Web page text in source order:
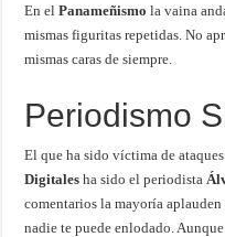
En elPanameñismo la vaina
mismas figuritas repetidas. No
mismas caras de siempre.
Periodismo
El que ha sido víctima de
Digitales ha sido el periodista
comentarios la mayoría
nadie te puede enlodado.